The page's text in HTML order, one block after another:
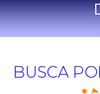
BUSCA